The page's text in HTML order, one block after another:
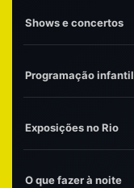
Shows e concertos
Programação infantil
Exposições no Rio
O que fazer à noite